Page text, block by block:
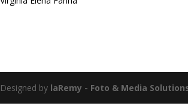
Designed by laRemy - Foto & Media